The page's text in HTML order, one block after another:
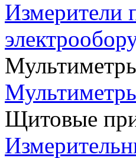
Измерители
Щитовые